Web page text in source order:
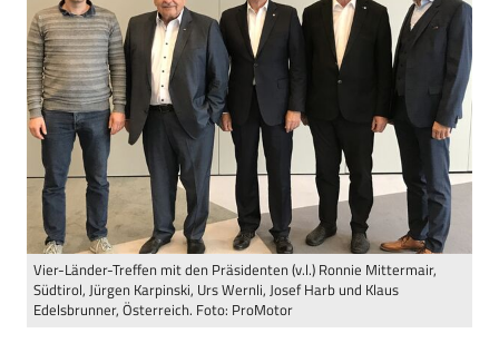
Vier-Länder-Treffen mit den Präsidenten (v.l.) Ronnie Mittermair,
Südtirol, Jürgen Karpinski, Urs Wernli, Josef Harb und Klaus
Edelsbrunner, Österreich. Foto: ProMotor